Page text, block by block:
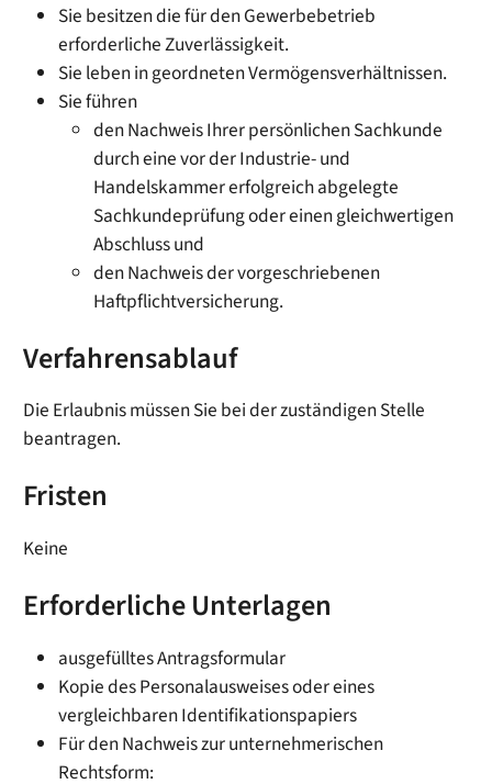
Sie besitzen die für den Gewerbebetrieb
erforderliche Zuverlässigkeit.
Sie leben in geordneten Vermögensverhältnissen.
Sie führen
den Nachweis Ihrer persönlichen Sachkunde
durch eine vor der Industrie- und
Handelskammer erfolgreich abgelegte
Sachkundeprüfung oder einen gleichwertigen
Abschluss und
den Nachweis der vorgeschriebenen
Haftpflichtversicherung.
Verfahrensablauf
Die Erlaubnis müssen Sie bei der zuständigen Stelle
beantragen.
Fristen
Keine
Erforderliche Unterlagen
ausgefülltes Antragsformular
Kopie des Personalausweises oder eines
vergleichbaren Identifikationspapiers
Für den Nachweis zur unternehmerischen
Rechtsform: